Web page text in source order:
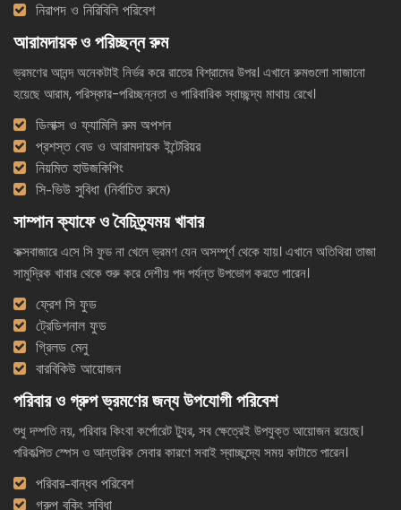
নিরাপদ ও নিরিবিলি পরিবেশ
আরামদায়ক ও পরিচ্ছন্ন রুম
ভ্রমণের আনন্দ অনেকটাই নির্ভর করে রাতের বিশ্রামের উপর। এখানে রুমগুলো সাজানো
হয়েছে আরাম, পরিস্কার-পরিচ্ছন্নতা ও পারিবারিক স্বাচ্ছন্দ্য মাথায় রেখে।
ডিলাক্স ও ফ্যামিলি রুম অপশন
প্রশস্ত বেড ও আরামদায়ক ইন্টেরিয়র
নিয়মিত হাউজকিপিং
সি-ভিউ সুবিধা (নির্বাচিত রুমে)
সাম্পান ক্যাফে ও বৈচিত্র্যময় খাবার
কক্সবাজারে এসে সি ফুড না খেলে ভ্রমণ যেন অসম্পূর্ণ থেকে যায়। এখানে অতিথিরা তাজা
সামুদ্রিক খাবার থেকে শুরু করে দেশীয় পদ পর্যন্ত উপভোগ করতে পারেন।
ফ্রেশ সি ফুড
ট্রেডিশনাল ফুড
গ্রিলড মেনু
বারবিকিউ আয়োজন
পরিবার ও গ্রুপ ভ্রমণের জন্য উপযোগী পরিবেশ
শুধু দম্পতি নয়, পরিবার কিংবা কর্পোরেট ট্যুর, সব ক্ষেত্রেই উপযুক্ত আয়োজন রয়েছে।
পরিকল্পিত স্পেস ও আন্তরিক সেবার কারণে সবাই স্বাচ্ছন্দ্যে সময় কাটাতে পারেন।
পরিবার-বান্ধব পরিবেশ
গ্রুপ বুকিং সুবিধা